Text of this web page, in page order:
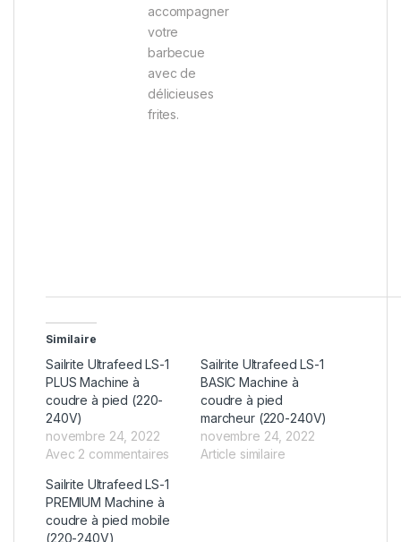
accompagner
votre
barbecue
avec de
délicieuses
frites.
Similaire
Sailrite Ultrafeed LS-1
PLUS Machine à
coudre à pied (220-
240V)
novembre 24, 2022
Avec 2 commentaires
Sailrite Ultrafeed LS-1
BASIC Machine à
coudre à pied
marcheur (220-240V)
novembre 24, 2022
Article similaire
Sailrite Ultrafeed LS-1
PREMIUM Machine à
coudre à pied mobile
(220-240V)